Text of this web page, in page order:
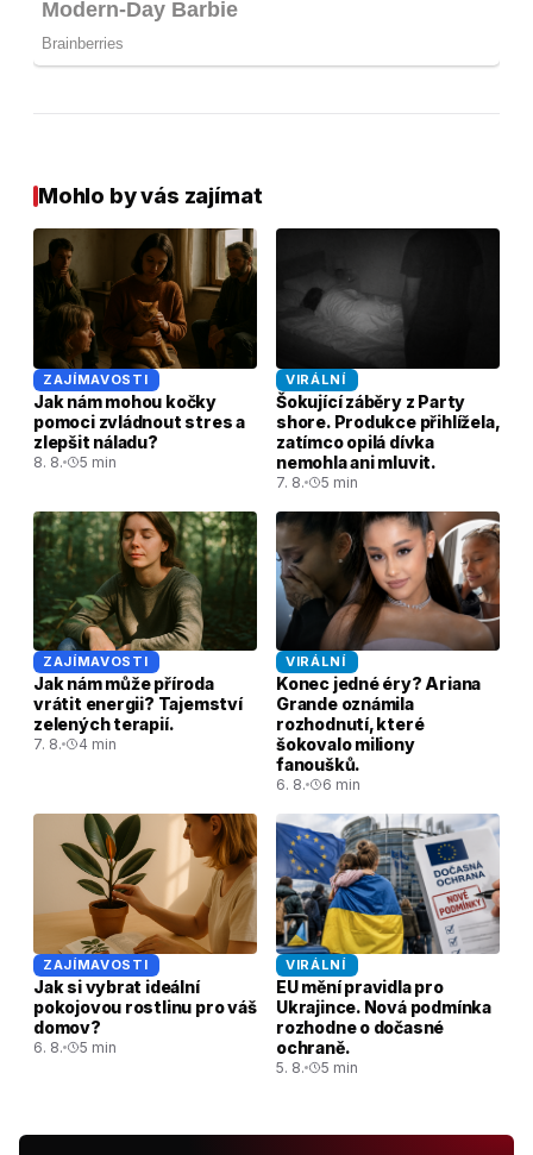
Mohlo by vás zajímat
ZAJÍMAVOSTI
Jak nám mohou kočky
pomoci zvládnout stres a
zlepšit náladu?
8. 8. 5 min
VIRÁLNÍ
Šokující záběry z Party
shore. Produkce přihlížela,
zatímco opilá dívka
nemohla ani mluvit.
7. 8. 5 min
ZAJÍMAVOSTI
Jak nám může příroda
vrátit energii? Tajemství
zelených terapií.
7. 8. 4 min
VIRÁLNÍ
Konec jedné éry? Ariana
Grande oznámila
rozhodnutí, které
šokovalo miliony
fanoušků.
6. 8. 6 min
ZAJÍMAVOSTI
Jak si vybrat ideální
pokojovou rostlinu pro váš
domov?
6. 8. 5 min
VIRÁLNÍ
EU mění pravidla pro
Ukrajince. Nová podmínka
rozhodne o dočasné
ochraně.
5. 8. 5 min